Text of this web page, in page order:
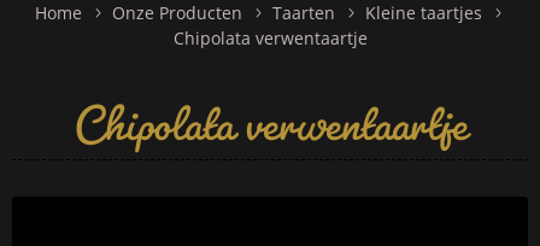
Home Onze Producten Taarten
Kleine taartjes
Chipolata verwentaartje
Chipolata verwentaartje